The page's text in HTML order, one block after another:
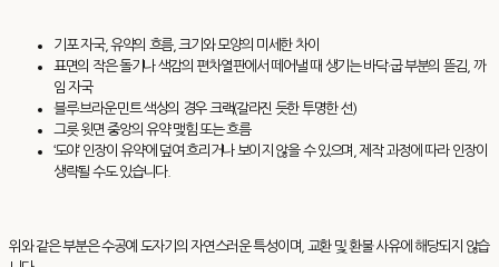
기포 자국, 유약의 흐름, 크기와 모양의 미세한 차이
표면의 작은 돌기나 색감의 편차열판에서 떼어낼 때 생기는 바닥·굽 부분의 뜯김, 까
임 자국
블루·브라운·민트 색상의 경우 크랙(갈라진 듯한 투명한 선)
그릇 윗면 중앙의 유약 맺힘 또는 흐름
‘도야’ 인장이 유약에 덮여 흐리거나 보이지 않을 수 있으며, 제작 과정에 따라 인장이
생략될 수도 있습니다.
위와 같은 부분은 수공예 도자기의 자연스러운 특성이며, 교환 및 환불 사유에 해당되지 않습